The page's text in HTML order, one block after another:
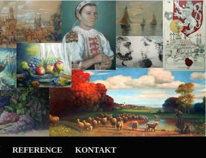
REFERENCE KONTAKT